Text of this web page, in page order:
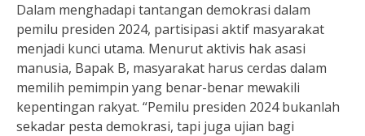
Dalam menghadapi tantangan demokrasi dalam
pemilu presiden 2024, partisipasi aktif masyarakat
menjadi kunci utama. Menurut aktivis hak asasi
manusia, Bapak B, masyarakat harus cerdas dalam
memilih pemimpin yang benar-benar mewakili
kepentingan rakyat. “Pemilu presiden 2024 bukanlah
sekadar pesta demokrasi, tapi juga ujian bagi